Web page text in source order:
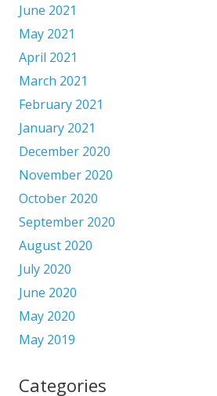
June 2021
May 2021
April 2021
March 2021
February 2021
January 2021
December 2020
November 2020
October 2020
September 2020
August 2020
July 2020
June 2020
May 2020
May 2019
Categories